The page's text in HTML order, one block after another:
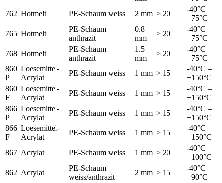
762 Hotmelt PE-Schaum weiss 2 mm > 20
-40°C –
+75°C
765 Hotmelt
PE-Schaum
anthrazit
0.8
mm
> 20
-40°C –
+75°C
768 Hotmelt
PE-Schaum
anthrazit
1.5
mm
> 20
-40°C –
+75°C
860
P
Loesemittel-
Acrylat
PE-Schaum weiss 1 mm > 15
-40°C –
+150°C
860
F
Loesemittel-
Acrylat
PE-Schaum weiss 1 mm > 15
-40°C –
+150°C
866
P
Loesemittel-
Acrylat
PE-Schaum weiss 1 mm > 15
-40°C –
+150°C
866
F
Loesemittel-
Acrylat
PE-Schaum weiss 1 mm > 15
-40°C –
+150°C
867 Acrylat PE-Schaum weiss 1 mm > 20
-40°C –
+100°C
862 Acrylat
PE-Schaum
weiss/anthrazit
2 mm > 15
-40°C –
+90°C